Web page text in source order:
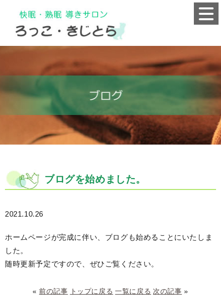
ブログを始めました。
2021.10.26
ホームページが完成に伴い、ブログも始めることにいたしま
した。
随時更新予定ですので、ぜひご覧ください。
«前の記事 トップに戻る 一覧に戻る 次の記事 »